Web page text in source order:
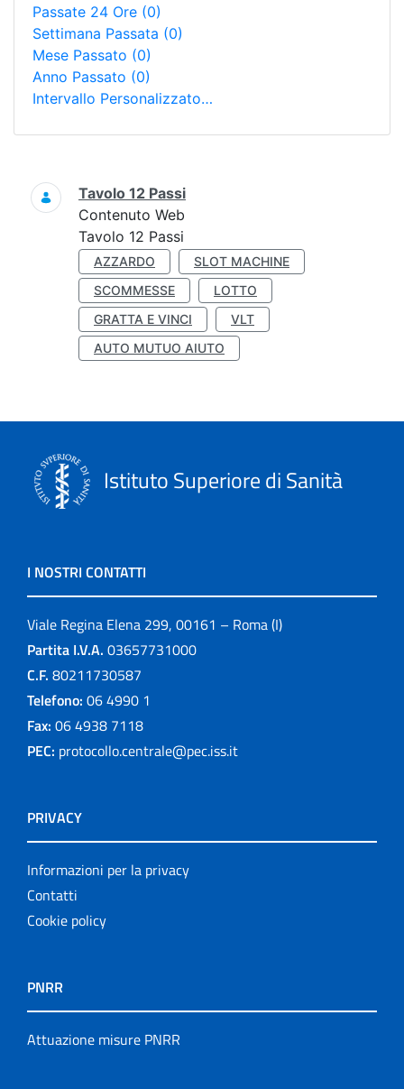
Passate 24 Ore (0)
Settimana Passata (0)
Mese Passato (0)
Anno Passato (0)
Intervallo Personalizzato…
Ricerca
Tavolo 12 Passi
Contenuto Web
Tavolo 12 Passi
AZZARDO
SLOT MACHINE
SCOMMESSE
LOTTO
GRATTA E VINCI
VLT
AUTO MUTUO AIUTO
Istituto Superiore di Sanità
I NOSTRI CONTATTI
Viale Regina Elena 299, 00161 – Roma (I)
Partita I.V.A. 03657731000
C.F. 80211730587
Telefono: 06 4990 1
Fax: 06 4938 7118
PEC: protocollo.centrale@pec.iss.it
PRIVACY
Informazioni per la privacy
Contatti
Cookie policy
PNRR
Attuazione misure PNRR